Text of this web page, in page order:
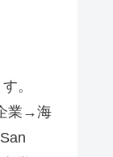
。
業→海